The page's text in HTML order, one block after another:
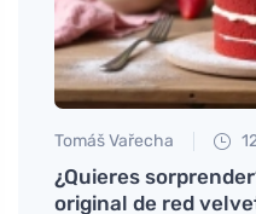
Tomáš Vařecha
¿Quieres
original de red